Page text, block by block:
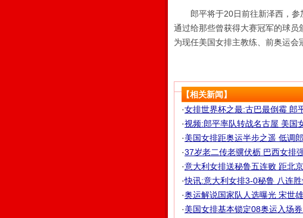
郎平将于20日前往新泽西，参
通过给那些曾获得大赛冠军的球
为现任美国女排主教练、前奥运会
【相关新闻】
·女排世界杯之最:古巴最倒霉 郎
·视频:郎平率队转战名古屋 美国
·美国女排距奥运半步之遥 低调
·37岁老二传老骥伏枥 巴西女排
·意大利女排送秘鲁五连败 距北京
·快讯:意大利女排3-0秘鲁 八连
·奥运解说国家队人选曝光 宋世雄
·美国女排基本锁定08奥运入场券